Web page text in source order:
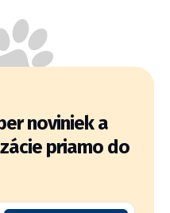
noviniek a
priamo do